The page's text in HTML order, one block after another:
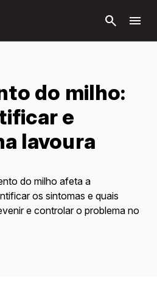
principal
search menu
do milho:
e
lavoura
do milho afeta a
os sintomas e quais
e controlar o problema no